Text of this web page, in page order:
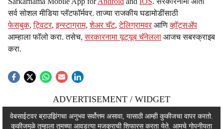
सर्व सोशल मीडिया प्लॅटफॉर्मवर. ताज्या राजकीय घडामोडींसाठी
फेसबुक,ट्विटर,इन्स्टाग्राम,शेअर चॅट,टेलिग्रामवर आणिव्हॉट्सॲप
आम्हाला फॉलो करा. तसेच,सरकारनामा यूट्यूब चॅनेलला आजच सबस्क्राइब
करा.
ADVERTISEMENT / WIDGET
ADVERTISEMENT / WIDGET
वेबसाईटवर ब्राउझिंगचा अनुभव सर्वोत्तम असावा, यासाठी आम्ही कुकीजचा वापर करतो.
कुकीजमुळे तुम्हाला तुमच्या आवडत्या मजकुराची शिफारस करता येते. आमचे गोपनीयता